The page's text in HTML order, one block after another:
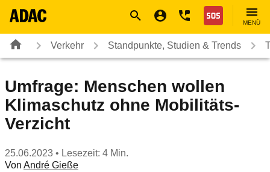
Nothilfe
MENÜ
Verkehr Standpunkte, Studien & Trends
Umfrage: Menschen wollen
Klimaschutz ohne Mobilitäts-
Verzicht
25.06.2023 • Lesezeit: 4 Min.
Von André Gieße